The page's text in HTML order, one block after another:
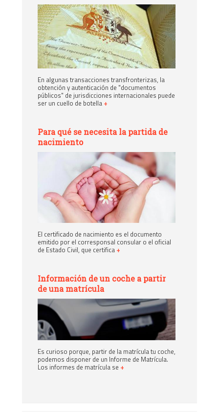
En algunas transacciones transfronterizas, la
obtención y autenticación de "documentos
públicos" de jurisdicciones internacionales puede
ser un cuello de botella +
Para qué se necesita la partida de
nacimiento
El certificado de nacimiento es el documento
emitido por el corresponsal consular o el oficial
de Estado Civil, que certifica +
Información de un coche a partir
de una matrícula
Es curioso porque, partir de la matrícula tu coche,
podemos disponer de un Informe de Matrícula.
Los informes de matrícula se +